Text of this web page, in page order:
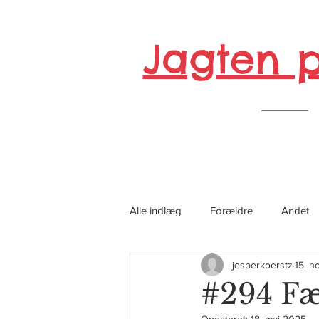
Jagten
Alle indlæg Forældre Andet
#294
jesperkoerstz 15.